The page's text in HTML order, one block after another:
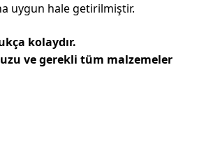
uygun hale getirilmiştir.
kolaydır.
ve gerekli tüm malzemeler